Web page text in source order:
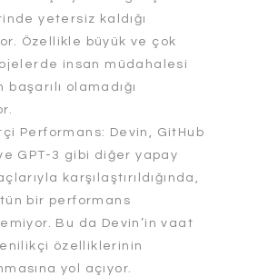
yetersiz kaldığı
Özellikle büyük ve çok
insan müdahalesi
başarılı olamadığı
Performans: Devin, GitHub
GPT-3 gibi diğer yapay
karşılaştırıldığında,
bir performans
Bu da Devin’in vaat
özelliklerinin
yol açıyor.